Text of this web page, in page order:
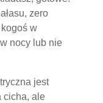
zero
w
nocy lub nie
jest
cicha, ale